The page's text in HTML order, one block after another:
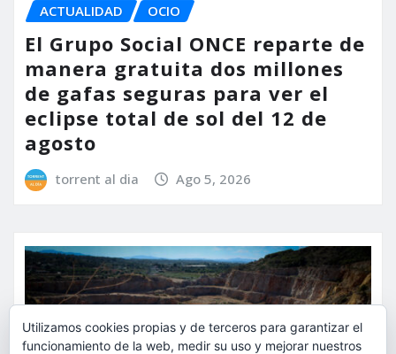
ACTUALIDAD OCIO
El Grupo Social ONCE reparte de
manera gratuita dos millones
de gafas seguras para ver el
eclipse total de sol del 12 de
agosto
torrent al dia Ago 5, 2026
Utilizamos cookies propias y de terceros para garantizar el
funcionamiento de la web, medir su uso y mejorar nuestros